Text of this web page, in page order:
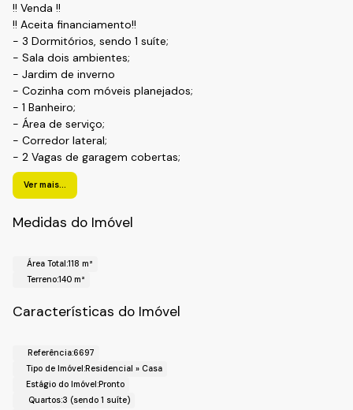
!! Venda !!
!! Aceita financiamento!!
- 3 Dormitórios, sendo 1 suíte;
- Sala dois ambientes;
- Jardim de inverno
- Cozinha com móveis planejados;
- 1 Banheiro;
- Área de serviço;
- Corredor lateral;
- 2 Vagas de garagem cobertas;
!! Localização !!
Bairro: Medeiros;
Monte Serrat, colégio Videira, posto Ipiranga,
Subway Bulevar com várias lojas.
toda região.
Realize o seu cadastro e agende sua visita
Fale com a Fiveh Soluções Imobiliárias !!!
(11) 4492-7939 / (11) 9 3055-8033 (WhatsApp)
Ver mais...
Medidas do Imóvel
Área Total:118 m²
Terreno:140 m²
Características do Imóvel
Referência:6697
Tipo de Imóvel:Residencial » Casa
Estágio do Imóvel:Pronto
Quartos:3 (sendo 1 suíte)